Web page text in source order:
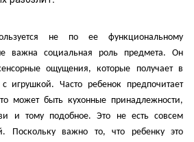
не по ее функциональному
важна социальная роль предмета. Он
ощущения, которые получает в
игрушкой. Часто ребенок предпочитает
может быть кухонные принадлежности,
и тому подобное. Это не есть совсем
Поскольку важно то, что ребенку это